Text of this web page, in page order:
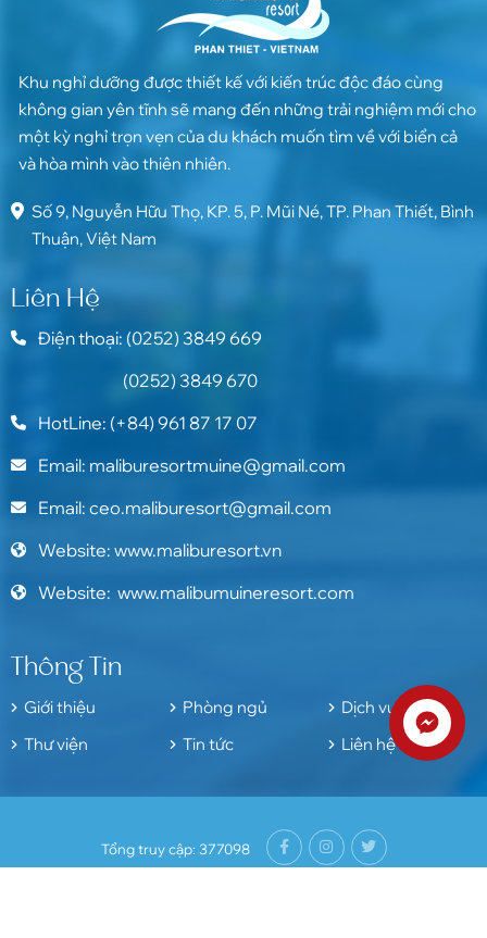
Khu nghỉ dưỡng được thiết kế với kiến trúc độc đáo cùng
không gian yên tĩnh sẽ mang đến những trải nghiệm mới cho
một kỳ nghỉ trọn vẹn của du khách muốn tìm về với biển cả
và hòa mình vào thiên nhiên.
Số 9, Nguyễn Hữu Thọ, KP. 5, P. Mũi Né, TP. Phan Thiết, Bình
Thuận, Việt Nam
Liên Hệ
Điện thoại: (0252) 3849 669
(0252) 3849 670
HotLine: (+84) 961 87 17 07
Email: maliburesortmuine@gmail.com
Email: ceo.maliburesort@gmail.com
Website: www.maliburesort.vn
Website: www.malibumuineresort.com
Thông Tin
Giới thiệu Phòng ngủ
Dịch vụ
Thư viện
Tin tức Liên hệ
Tổng truy cập: 377098